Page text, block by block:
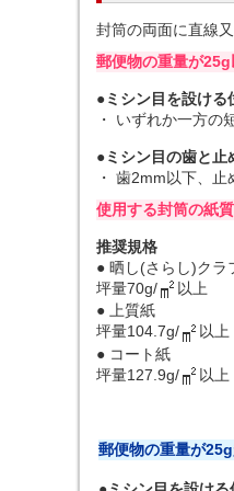
封筒の両面に直線
郵便物の重量が
●ミシン目を設ける
・ いずれか一方の
●ミシン目の歯と止
・ 歯2mm以下、止
使用する封筒の紙質
推奨規格
● 晒し(さらし)クラ
坪量70g/
以上
● 上質紙
坪量104.7g/
以上
● コート紙
坪量127.9g/
以上
郵便物の重量が